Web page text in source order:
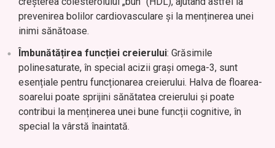
prevenirea bolilor cardiovasculare și la menținerea unei
inimi sănătoase.
Îmbunătățirea funcției creierului: Grăsimile
polinesaturate, în special acizii grași omega-3, sunt
esențiale pentru funcționarea creierului. Halva de floarea-
soarelui poate sprijini sănătatea creierului și poate
contribui la menținerea unei bune funcții cognitive, în
special la vârstă înaintată.